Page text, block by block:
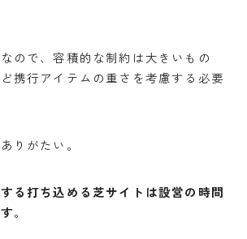
ので、容積的な制約は大きいもの
携行アイテムの重さを考慮する必要
りがたい。
る打ち込める芝サイトは設営の時間
。